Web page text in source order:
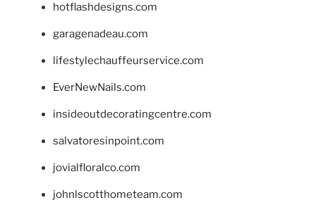
hotflashdesigns.com
garagenadeau.com
lifestylechauffeurservice.com
EverNewNails.com
insideoutdecoratingcentre.com
salvatoresinpoint.com
jovialfloralco.com
johnlscotthometeam.com